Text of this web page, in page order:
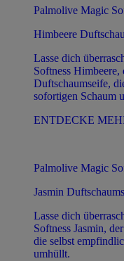
Palmolive Magic
Himbeere
Lasse dich
Softness
Duftschaumseife,
sofortigen Schaum
ENTDECKE
Palmolive Magic
Jasmin
Lasse dich
Softness Jasmin,
die selbst
umhüllt.